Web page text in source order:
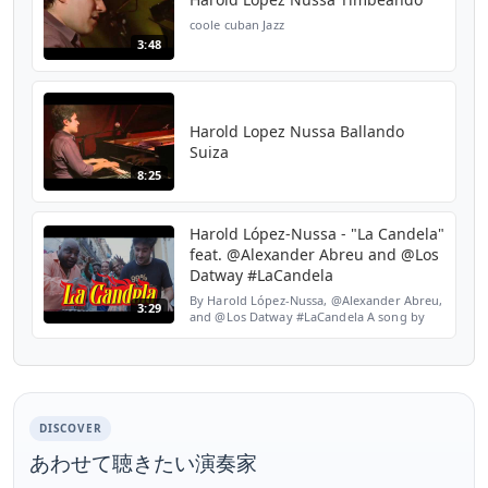
3:48
coole cuban Jazz
8:25
Harold Lopez Nussa Ballando
Suiza
3:29
Harold López-Nussa - "La Candela"
feat. @Alexander Abreu and @Los
Datway #LaCandela
By Harold López-Nussa, @Alexander Abreu,
and @Los Datway #LaCandela A song by
https://facebook.com/haroldlopeznussa IG
DISCOVER
あわせて聴きたい演奏家